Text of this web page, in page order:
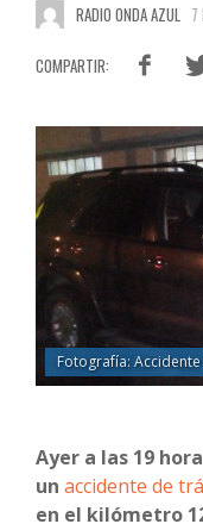
RADIO ONDA AZUL 7
Fotografía:
Ayer a las 19
un accidente de
en el kilómetro